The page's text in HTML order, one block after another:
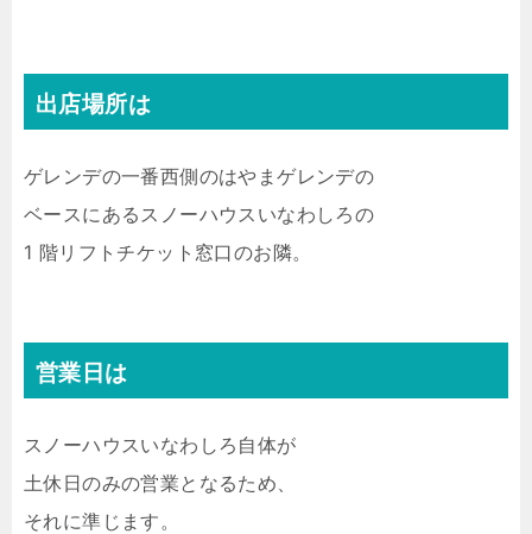
出店場所は
ゲレンデの一番西側のはやまゲレンデの
ベースにあるスノーハウスいなわしろの
1 階リフトチケット窓口のお隣。
営業日は
スノーハウスいなわしろ自体が
土休日のみの営業となるため、
それに準じます。